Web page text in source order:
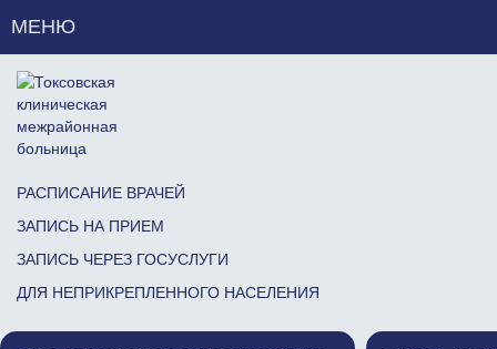
МЕНЮ
РАСПИСАНИЕ ВРАЧЕЙ
ЗАПИСЬ НА ПРИЕМ
ЗАПИСЬ ЧЕРЕЗ ГОСУСЛУГИ
ДЛЯ НЕПРИКРЕПЛЕННОГО НАСЕЛЕНИЯ